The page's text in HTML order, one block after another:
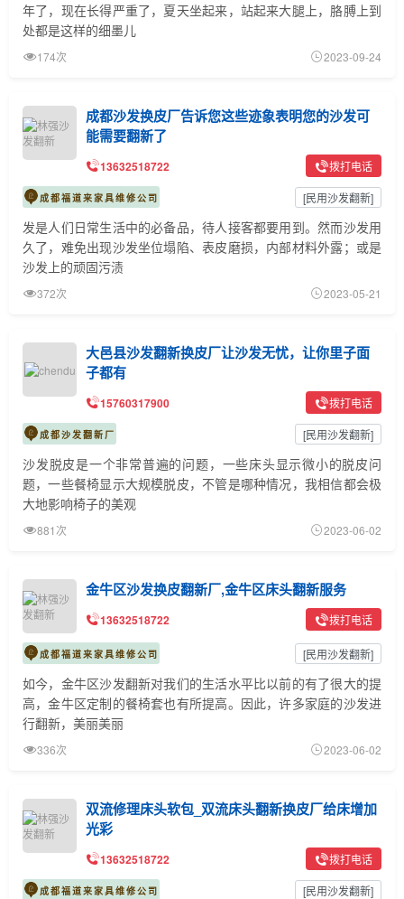
年了，现在长得严重了，夏天坐起来，站起来大腿上，胳膊上到
处都是这样的细墨儿
174次 2023-09-24
成都沙发换皮厂告诉您这些迹象表明您的沙发可
能需要翻新了
13632518722 拨打电话
成都福道来家具维修公司 [民用沙发翻新]
发是人们日常生活中的必备品，待人接客都要用到。然而沙发用
久了，难免出现沙发坐位塌陷、表皮磨损，内部材料外露；或是
沙发上的顽固污渍
372次 2023-05-21
大邑县沙发翻新换皮厂让沙发无忧，让你里子面
子都有
15760317900 拨打电话
成都沙发翻新厂 [民用沙发翻新]
沙发脱皮是一个非常普遍的问题，一些床头显示微小的脱皮问
题，一些餐椅显示大规模脱皮，不管是哪种情况，我相信都会极
大地影响椅子的美观
881次 2023-06-02
金牛区沙发换皮翻新厂,金牛区床头翻新服务
13632518722 拨打电话
成都福道来家具维修公司 [民用沙发翻新]
如今，金牛区沙发翻新对我们的生活水平比以前的有了很大的提
高，金牛区定制的餐椅套也有所提高。因此，许多家庭的沙发进
行翻新，美丽美丽
336次 2023-06-02
双流修理床头软包_双流床头翻新换皮厂给床增加
光彩
13632518722 拨打电话
成都福道来家具维修公司 [民用沙发翻新]